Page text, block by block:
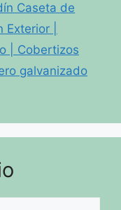
Caseta de
|
| Cobertizos
galvanizado